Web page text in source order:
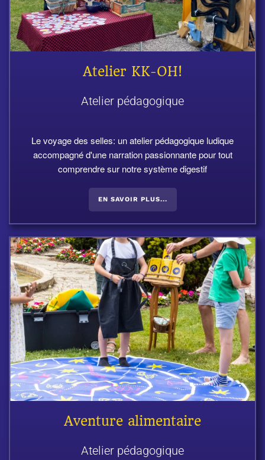
Atelier KK-OH!
Atelier pédagogique
Le voyage des selles: un atelier pédagogique ludique
accompagné d'une narration passionnante pour tout
comprendre sur notre système digestif
EN SAVOIR PLUS...
Aventure alimentaire
Atelier pédagogique